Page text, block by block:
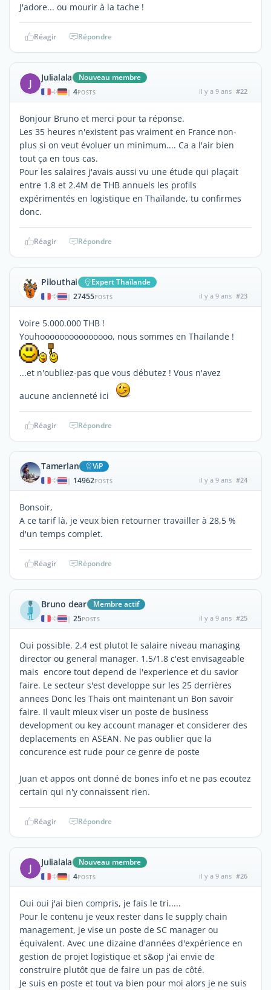
J'adore... ou mourir à la tache !
Réagir Répondre
J Julialala Nouveau membre
| 4POSTS il y a 9 ans #22
Bonjour Bruno et merci pour ta réponse.
Les 35 heures n'existent pas vraiment en France non-
plus si on veut évoluer un minimum.... Ca a l'air bien
tout ça en tous cas.
Pour les salaires j'avais aussi vu une étude qui plaçait
entre 1.8 et 2.4M de THB annuels les profils
expérimentés en logistique en Thaïlande, tu confirmes
donc.
Réagir Répondre
Pilouthai Expert Thaïlande
| 27455POSTS il y a 9 ans #23
Voire 5.000.000 THB !
Youhooooooooooooooo, nous sommes en Thaïlande !
...et n'oubliez-pas que vous débutez ! Vous n'avez
aucune ancienneté ici
Réagir Répondre
Tamerlan ViP
| 14962POSTS il y a 9 ans #24
Bonsoir,
A ce tarif là, je veux bien retourner travailler à 28,5 %
d'un temps complet.
Réagir Répondre
Bruno dear Membre actif
| 25POSTS il y a 9 ans #25
Oui possible. 2.4 est plutot le salaire niveau managing
director ou general manager. 1.5/1.8 c'est envisageable
mais encore tout depend de l'experience et du savior
faire. Le secteur s'est developpe sur les 25 derrières
annees Donc les Thais ont maintenant un Bon savoir
faire. Il vault mieux viser un poste de business
development ou key account manager et considerer des
deplacements en ASEAN. Ne pas oublier que la
concurence est rude pour ce genre de poste
Juan et appos ont donné de bones info et ne pas ecoutez
certain qui n'y connaissent rien.
Réagir Répondre
J Julialala Nouveau membre
| 4POSTS il y a 9 ans #26
Oui oui j'ai bien compris, je fais le tri.....
Pour le contenu je veux rester dans le supply chain
management, je vise un poste de SC manager ou
équivalent. Avec une dizaine d'années d'expérience en
gestion de projet logistique et s&op j'ai envie de
construire plutôt que de faire un pas de côté.
Je suis en poste et tout va bien pour moi alors je ne suis